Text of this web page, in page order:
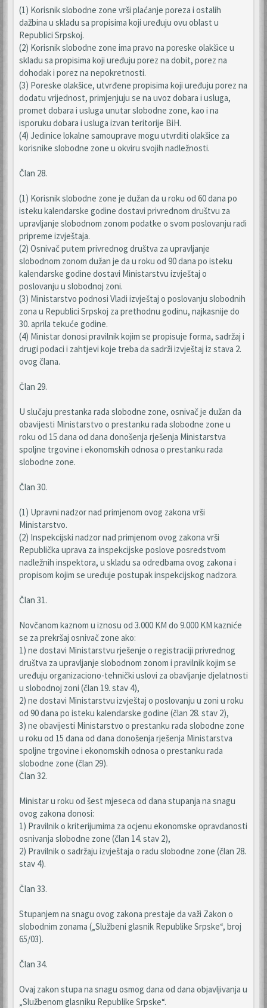
(1) Korisnik slobodne zone vrši plaćanje poreza i ostalih
dažbina u skladu sa propisima koji uređuju ovu oblast u
Republici Srpskoj.
(2) Korisnik slobodne zone ima pravo na poreske olakšice u
skladu sa propisima koji uređuju porez na dobit, porez na
dohodak i porez na nepokretnosti.
(3) Poreske olakšice, utvrđene propisima koji uređuju porez na
dodatu vrijednost, primjenjuju se na uvoz dobara i usluga,
promet dobara i usluga unutar slobodne zone, kao i na
isporuku dobara i usluga izvan teritorije BiH.
(4) Jedinice lokalne samouprave mogu utvrditi olakšice za
korisnike slobodne zone u okviru svojih nadležnosti.
Član 28.
(1) Korisnik slobodne zone je dužan da u roku od 60 dana po
isteku kalendarske godine dostavi privrednom društvu za
upravljanje slobodnom zonom podatke o svom poslovanju radi
pripreme izvještaja.
(2) Osnivač putem privrednog društva za upravljanje
slobodnom zonom dužan je da u roku od 90 dana po isteku
kalendarske godine dostavi Ministarstvu izvještaj o
poslovanju u slobodnoj zoni.
(3) Ministarstvo podnosi Vladi izvještaj o poslovanju slobodnih
zona u Republici Srpskoj za prethodnu godinu, najkasnije do
30. aprila tekuće godine.
(4) Ministar donosi pravilnik kojim se propisuje forma, sadržaj i
drugi podaci i zahtjevi koje treba da sadrži izvještaj iz stava 2.
ovog člana.
Član 29.
U slučaju prestanka rada slobodne zone, osnivač je dužan da
obavijesti Ministarstvo o prestanku rada slobodne zone u
roku od 15 dana od dana donošenja rješenja Ministarstva
spoljne trgovine i ekonomskih odnosa o prestanku rada
slobodne zone.
Član 30.
(1) Upravni nadzor nad primjenom ovog zakona vrši
Ministarstvo.
(2) Inspekcijski nadzor nad primjenom ovog zakona vrši
Republička uprava za inspekcijske poslove posredstvom
nadležnih inspektora, u skladu sa odredbama ovog zakona i
propisom kojim se uređuje postupak inspekcijskog nadzora.
Član 31.
Novčanom kaznom u iznosu od 3.000 KM do 9.000 KM kazniće
se za prekršaj osnivač zone ako:
1) ne dostavi Ministarstvu rješenje o registraciji privrednog
društva za upravljanje slobodnom zonom i pravilnik kojim se
uređuju organizaciono-tehnički uslovi za obavljanje djelatnosti
u slobodnoj zoni (član 19. stav 4),
2) ne dostavi Ministarstvu izvještaj o poslovanju u zoni u roku
od 90 dana po isteku kalendarske godine (član 28. stav 2),
3) ne obavijesti Ministarstvo o prestanku rada slobodne zone
u roku od 15 dana od dana donošenja rješenja Ministarstva
spoljne trgovine i ekonomskih odnosa o prestanku rada
slobodne zone (član 29).
Član 32.
Ministar u roku od šest mjeseca od dana stupanja na snagu
ovog zakona donosi:
1) Pravilnik o kriterijumima za ocjenu ekonomske opravdanosti
osnivanja slobodne zone (član 14. stav 2),
2) Pravilnik o sadržaju izvještaja o radu slobodne zone (član 28.
stav 4).
Član 33.
Stupanjem na snagu ovog zakona prestaje da važi Zakon o
slobodnim zonama („Službeni glasnik Republike Srpske“, broj
65/03).
Član 34.
Ovaj zakon stupa na snagu osmog dana od dana objavljivanja u
„Službenom glasniku Republike Srpske“.